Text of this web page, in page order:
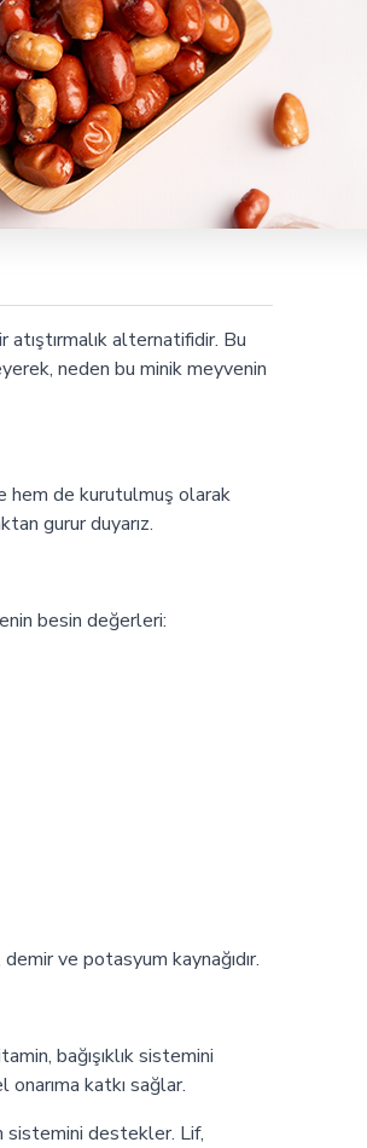
alternatifidir. Bu
neden bu minik meyvenin
hem de kurutulmuş olarak
gurur duyarız.
besin değerleri:
ve potasyum kaynağıdır.
bağışıklık sistemini
katkı sağlar.
sistemini destekler. Lif,